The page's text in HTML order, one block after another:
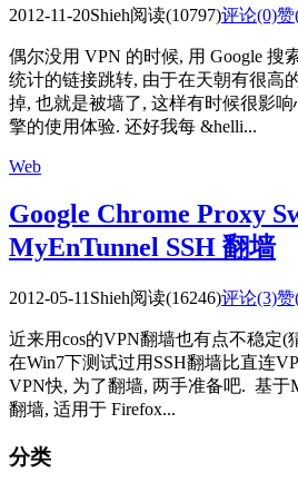
2012-11-20Shieh阅读(10797)评论(0)赞
偶尔没用 VPN 的时候, 用 Google 搜
统计的链接跳转, 由于在天朝有很高
掉, 也就是被墙了, 这样有时候很影响
擎的使用体验. 还好我每 &helli...
Web
Google Chrome Proxy
MyEnTunnel SSH 翻墙
2012-05-11 Shieh阅读(16246)评论(3)赞
近来用cos的VPN翻墙也有点不稳定(
在Win7下测试过用SSH翻墙比直连
VPN快, 为了翻墙, 两手准备吧. 基于
翻墙, 适用于 Firefox...
分类